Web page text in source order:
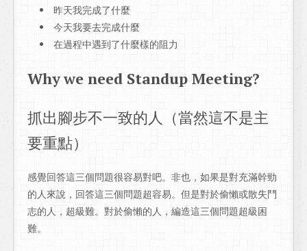
昨天我完成了什麼
今天我要去完成什麼
在過程中遇到了什麼樣的阻力
Why we need Standup Meeting?
抓出腳步不一致的人（當然這不是主
要重點）
感覺回答這三個問題很容易對吧。非也，如果是對充滿幹勁
的人來說，回答這三個問題超容易。但是對於偷懶或散失鬥
志的人，超級難。對於偷懶的人，編造這三個問題超級困
難。